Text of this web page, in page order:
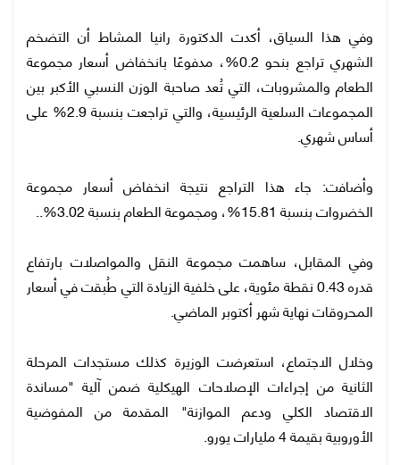
وفي هذا السياق، أكدت الدكتورة رانيا المشاط أن التضخم
الشهري تراجع بنحو 0.2%، مدفوعًا بانخفاض أسعار مجموعة
الطعام والمشروبات، التي تُعد صاحبة الوزن النسبي الأكبر بين
المجموعات السلعية الرئيسية، والتي تراجعت بنسبة 2.9% على
أساس شهري.
وأضافت: جاء هذا التراجع نتيجة انخفاض أسعار مجموعة
الخضروات بنسبة 15.81%، ومجموعة الطعام بنسبة 3.02%..
وفي المقابل، ساهمت مجموعة النقل والمواصلات بارتفاع
قدره 0.43 نقطة مئوية، على خلفية الزيادة التي طُبقت في أسعار
المحروقات نهاية شهر أكتوبر الماضي.
وخلال الاجتماع، استعرضت الوزيرة كذلك مستجدات المرحلة
الثانية من إجراءات الإصلاحات الهيكلية ضمن آلية "مساندة
الاقتصاد الكلي ودعم الموازنة" المقدمة من المفوضية
الأوروبية بقيمة 4 مليارات يورو.